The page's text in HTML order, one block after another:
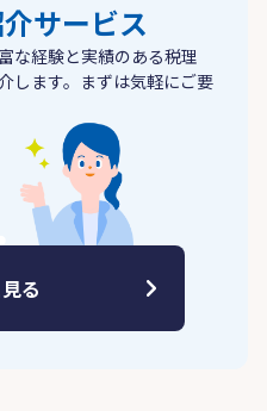
サービス
な経験と実績のある税理
します。まずは気軽にご要
る